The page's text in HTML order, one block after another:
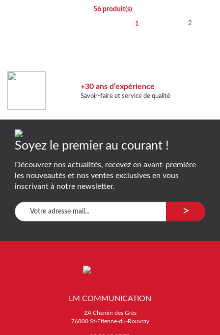
56produit(s)
1 2
+30 ans d’expérience
Savoir-faire et service de qualité
Soyez le premier au courant !
Découvrez nos actualités, recevez en avant-première
les nouveautés et nos ventes exclusives en vous
inscrivant à notre newsletter.
>
LM COMMUNICATION
ZA Chemin des Grès
76800 St-Etienne-du-Rouvray